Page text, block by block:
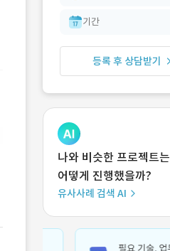
기간
등록 후 상담받기
나와 비슷한 프로젝트는
어떻게 진행했을까?
유사사례 검색 AI